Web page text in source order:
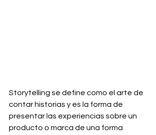
Storytelling se define como el arte de
contar historias y es la forma de
presentar las experiencias sobre un
producto o marca de una forma